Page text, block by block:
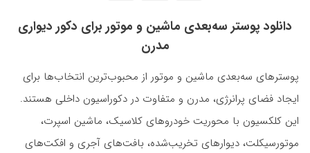
دانلود پوستر سه‌بعدی ماشین و موتور برای دکور دیواری
مدرن
پوسترهای سه‌بعدی ماشین و موتور از محبوب‌ترین انتخاب‌ها برای
ایجاد فضای پرانرژی، مدرن و متفاوت در دکوراسیون داخلی هستند.
این کلکسیون با محوریت خودروهای کلاسیک، ماشین اسپرت،
موتورسیکلت، دیوارهای تخریب‌شده، بافت‌های آجری و افکت‌های